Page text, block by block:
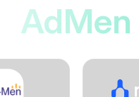
AdMen